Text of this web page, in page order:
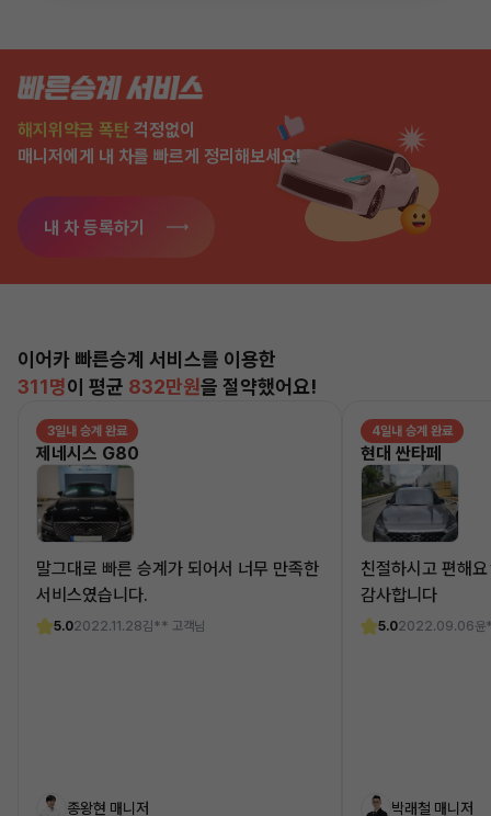
해지위약금 폭탄 걱정없이
매니저에게 내 차를 빠르게 정리해보세요!
내 차 등록하기
이어카 빠른승계 서비스를 이용한
311명이 평균 832만원을 절약했어요!
3일내 승계 완료
제네시스 G80
말그대로 빠른 승계가 되어서 너무 만족한
서비스였습니다.
5.02022.11.28김** 고객님
종왕현 매니저
4일내 승계 완료
현대 싼타페
친절하시고 편해
감사합니다
5.02022.09.06윤
박래철 매니저